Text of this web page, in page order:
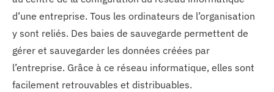
d’une entreprise. Tous les ordinateurs de l’organisation
y sont reliés. Des baies de sauvegarde permettent de
gérer et sauvegarder les données créées par
l’entreprise. Grâce à ce réseau informatique, elles sont
facilement retrouvables et distribuables.